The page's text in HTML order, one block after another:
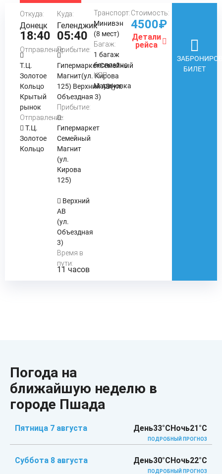
Откуда:
Донецк
18:40
Отправление:
Т.Ц.
Золотое
Кольцо
Крытый
рынок
Отправление:
Т.Ц.
Золотое
Кольцо
Куда:
Геленджик
05:40
Прибытие:
ГипермаркетСемейный
Магнит(ул. Кирова
125) Верхний АВ(ул.
Объездная 3)
Прибытие:
Гипермаркет
Семейный
Магнит
(ул.
Кирова
125)
Верхний
АВ
(ул.
Объездная
3)
Время в
пути:
11 часов
Транспорт:
Минивэн
(8 мест)
Багаж:
1 багаж
бесплатно
КПП:
Мариновка
Стоимость:
4500₽
Детали
рейса
БИЛЕТ
Погода на
ближайшую неделю в
городе Пшада
Пятница 7 августа День33°C Ночь21°C
ПОДРОБНЫЙ ПРОГНОЗ
Суббота 8 августа День30°C Ночь22°C
ПОДРОБНЫЙ ПРОГНОЗ